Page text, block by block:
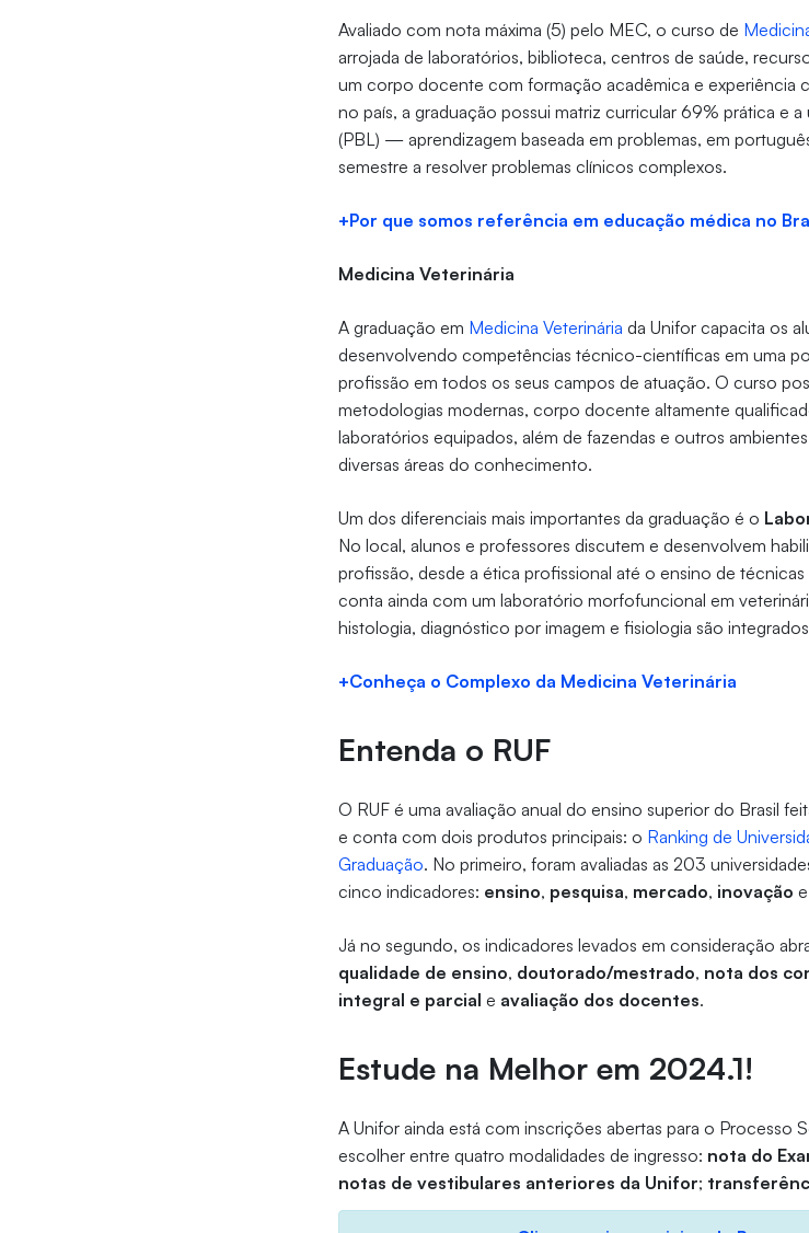
Avaliado com nota máxima (5) pelo MEC, o curso de
arrojada de laboratórios, biblioteca, centros de saúde,
um corpo docente com formação acadêmica e experiência
no país, a graduação possui matriz curricular 69% prática e
(PBL) — aprendizagem baseada em problemas, em
semestre a resolver problemas clínicos complexos.
+Por que somos referência em educação médica no
Medicina Veterinária
A graduação em Medicina Veterinária da Unifor capacita os
desenvolvendo competências técnico-científicas em uma
profissão em todos os seus campos de atuação. O curso
metodologias modernas, corpo docente altamente
laboratórios equipados, além de fazendas e outros
diversas áreas do conhecimento.
Um dos diferenciais mais importantes da graduação é o
No local, alunos e professores discutem e desenvolvem
profissão, desde a ética profissional até o ensino de
conta ainda com um laboratório morfofuncional em
histologia, diagnóstico por imagem e fisiologia são
+Conheça o Complexo da Medicina Veterinária
Entenda o RUF
O RUF é uma avaliação anual do ensino superior do Brasil
e conta com dois produtos principais: o Ranking de
Graduação. No primeiro, foram avaliadas as 203
cinco indicadores: ensino, pesquisa, mercado, inovação e
Já no segundo, os indicadores levados em consideração
qualidade de ensino, doutorado/mestrado, nota dos
integral e parcial e avaliação dos docentes.
Estude na Melhor em 2024.1!
A Unifor ainda está com inscrições abertas para o Processo
escolher entre quatro modalidades de ingresso: nota do
notas de vestibulares anteriores da Unifor;